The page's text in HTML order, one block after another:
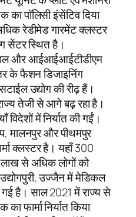
पॉलिसी इंसेंटिव दिया
रेडीमेड गारमेंट क्लस्टर
सेंटर स्थित है।
और आईआईआईटीडीएम
के फैशन डिजाइनिंग
उद्योग की रीढ़ हैं।
तेजी से आगे बढ़ रहा है।
विदेशों में निर्यात की गईं।
मालनपुर और पीथमपुर
क्लस्टर है। यहाँ 300
लाख से अधिक लोगों को
उज्जैन में मेडिकल
गई है। साल 2021 में राज्य से
फार्मा निर्यात किया